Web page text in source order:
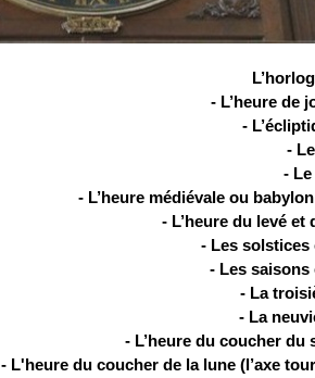
- L’heure de
-
-
-
- L’heure médiévale ou
- L’heure du levé
- Les solstices
- Les saisons
- La
- La
- L’heure du coucher du
- L'heure du coucher de la lune (l’axe